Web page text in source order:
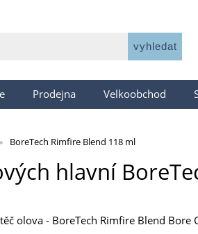
Prodejna Velkoobchod
BoreTech Rimfire Blend 118 ml
hlavní
olova - BoreTech Rimfire Blend Bore